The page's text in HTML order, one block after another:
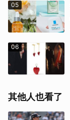
05
06
其他人也看了